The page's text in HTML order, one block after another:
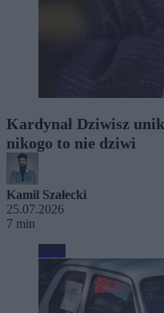
Kardynał Dziwisz
nikogo to nie dziwi
Kamil Szałecki
25.07.2026
7 min
Moto